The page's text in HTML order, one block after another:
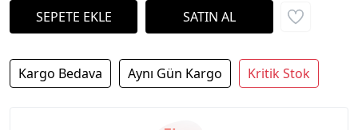
Kargo Bedava Aynı Gün Kargo Kritik Stok